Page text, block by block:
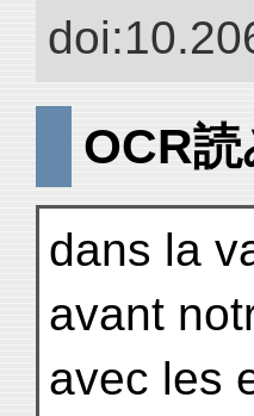
OCR
dans la
avant
avec les